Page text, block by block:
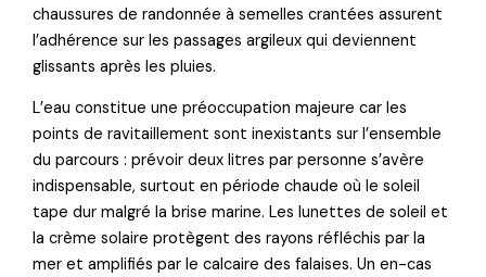
chaussures de randonnée à semelles crantées assurent
l’adhérence sur les passages argileux qui deviennent
glissants après les pluies.
L’eau constitue une préoccupation majeure car les
points de ravitaillement sont inexistants sur l’ensemble
du parcours : prévoir deux litres par personne s’avère
indispensable, surtout en période chaude où le soleil
tape dur malgré la brise marine. Les lunettes de soleil et
la crème solaire protègent des rayons réfléchis par la
mer et amplifiés par le calcaire des falaises. Un en-cas